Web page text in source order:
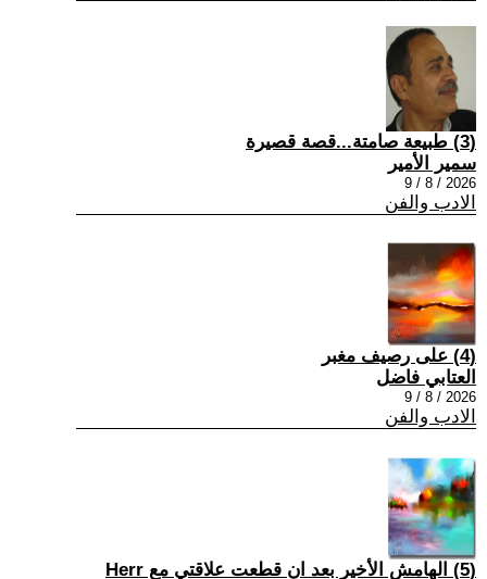
(3) طبيعة صامتة...قصة قصيرة
سمير الأمير
2026 / 8 / 9
الادب والفن
(4) على رصيف مغبر
العتابي فاضل
2026 / 8 / 9
الادب والفن
(5) الهامش الأخير بعد ان قطعت علاقتي مع Herr